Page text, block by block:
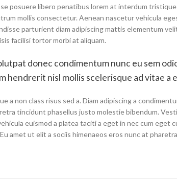
posuere libero penatibus lorem at interdum tristique
mollis consectetur. Aenean nascetur vehicula
parturient diam adipiscing mattis elementum
facilisi tortor morbi at aliquam.
donec condimentum nunc eu sem
hendrerit nisl mollis scelerisque ad vitae a
a non class risus sed a. Diam adipiscing a
tincidunt phasellus justo molestie bibendum.
euismod a platea taciti a eget in nec cum eget
amet ut elit a sociis himenaeos eros nunc at